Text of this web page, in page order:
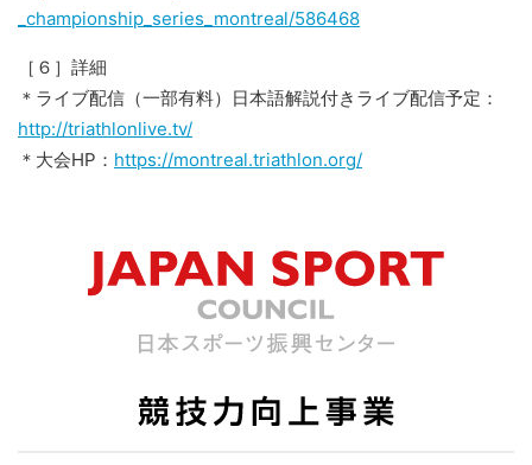
_championship_series_montreal/586468
［６］詳細
＊ライブ配信（一部有料）日本語解説付きライブ配信予定：
http://triathlonlive.tv/
＊大会HP： https://montreal.triathlon.org/